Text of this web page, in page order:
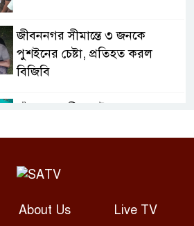
জীবননগর সীমান্তে ৩ জনকে
পুশইনের চেষ্টা, প্রতিহত করল
বিজিবি
বগুড়ায় দুই ট্রাকের সংঘর্ষে নিহত ২,
About Us Live TV